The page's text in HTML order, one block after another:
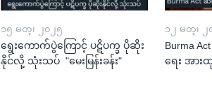
၁၅ မတ္၊ ၂၀၂၅
ရွေးကောက်ပွဲကြောင့် ပဋိပက္ခ ပိုဆိုး
နိုင်လို့ သုံးသပ် "မေးမြန်းခန်း"
၁၂ မတ္၊ ၂
Burma
ရေး အာ